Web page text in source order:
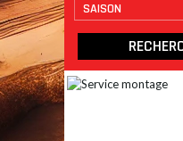
SAISON